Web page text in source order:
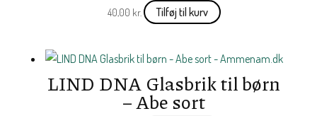
40,00 kr. Tilføj til kurv
LIND DNA Glasbrik til børn
– Abe sort